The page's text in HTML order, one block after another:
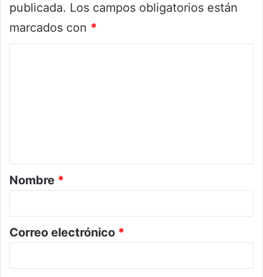
publicada. Los campos obligatorios están
marcados con *
r
i
*
Nombre *
Correo electrónico *